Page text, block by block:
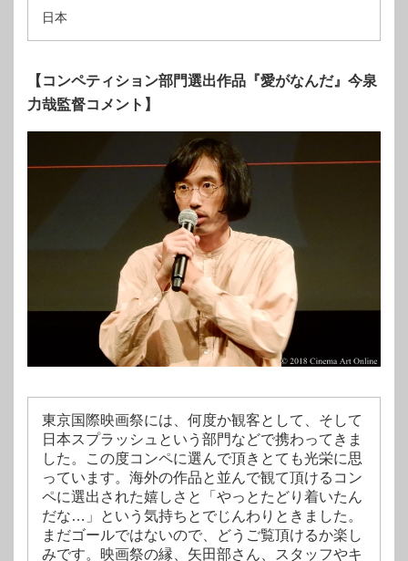
日本
【コンペティション部門選出作品『愛がなんだ』今泉
力哉監督コメント】
東京国際映画祭には、何度か観客として、そして
日本スプラッシュという部門などで携わってきま
した。この度コンペに選んで頂きとても光栄に思
っています。海外の作品と並んで観て頂けるコン
ペに選出された嬉しさと「やっとたどり着いたん
だな…」という気持ちとでじんわりときました。
まだゴールではないので、どうご覧頂けるか楽し
みです。映画祭の縁、矢田部さん、スタッフやキ